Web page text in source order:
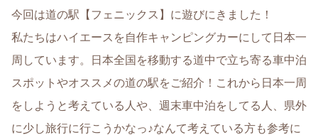
今回は道の駅【フェニックス】に遊びにきました！
私たちはハイエースを自作キャンピングカーにして日本一
周しています。日本全国を移動する道中で立ち寄る車中泊
スポットやオススメの道の駅をご紹介！これから日本一周
をしようと考えている人や、週末車中泊をしてる人、県外
に少し旅行に行こうかなっ♪なんて考えている方も参考に